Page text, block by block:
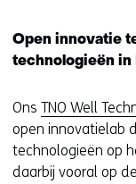
r
k
u
r
w
op
deze
worden
toegestaan
of
geweigerd.
Open innovatie
technologieën in
Ons TNO Well
open innovatielab
technologieën op
daarbij vooral op